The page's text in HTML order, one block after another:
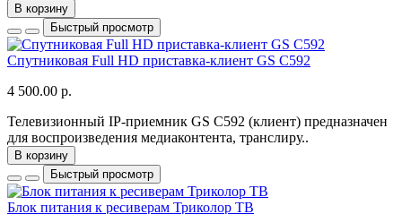
В корзину
Быстрый просмотр
Спутниковая Full HD приставка-клиент GS C592
4 500.00 р.
Телевизионный IP-приемник GS С592 (клиент) предназначен
для воспроизведения медиаконтента, транслиру..
В корзину
Быстрый просмотр
Блок питания к ресиверам Триколор ТВ